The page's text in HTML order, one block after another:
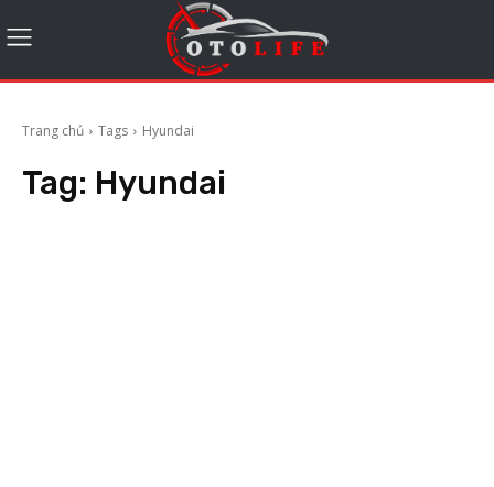
Trang chủ Tags Hyundai
Tag: Hyundai